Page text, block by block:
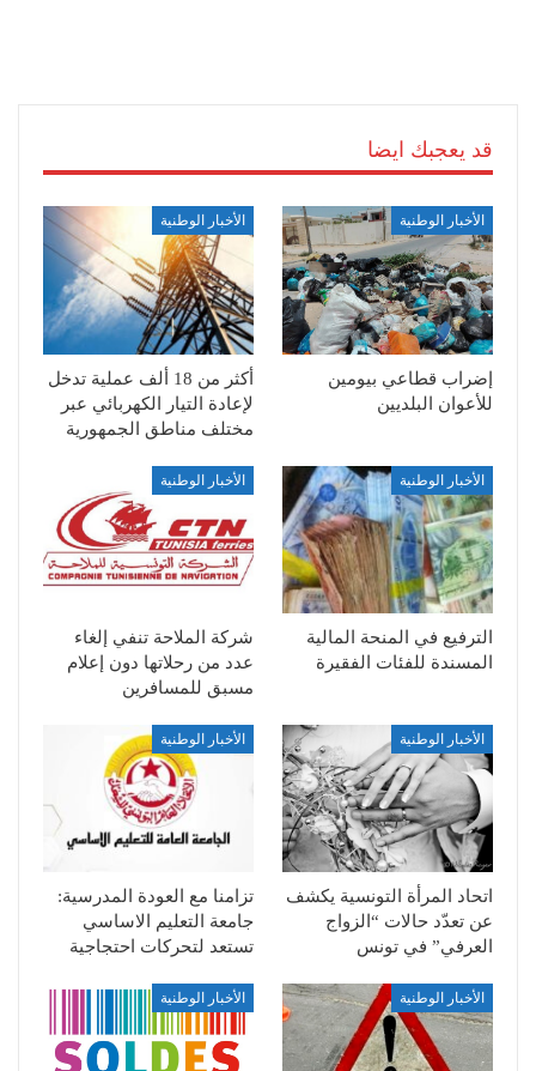
قد يعجبك ايضا
الأخبار الوطنية
إضراب قطاعي بيومين
للأعوان البلديين
الأخبار الوطنية
أكثر من 18 ألف عملية تدخل
لإعادة التيار الكهربائي عبر
مختلف مناطق الجمهورية
الأخبار الوطنية
الترفيع في المنحة المالية
المسندة للفئات الفقيرة
الأخبار الوطنية
شركة الملاحة تنفي إلغاء
عدد من رحلاتها دون إعلام
مسبق للمسافرين
الأخبار الوطنية
اتحاد المرأة التونسية يكشف
عن تعدّد حالات “الزواج
العرفي” في تونس
الأخبار الوطنية
تزامنا مع العودة المدرسية:
جامعة التعليم الاساسي
تستعد لتحركات احتجاجية
الأخبار الوطنية الأخبار الوطنية